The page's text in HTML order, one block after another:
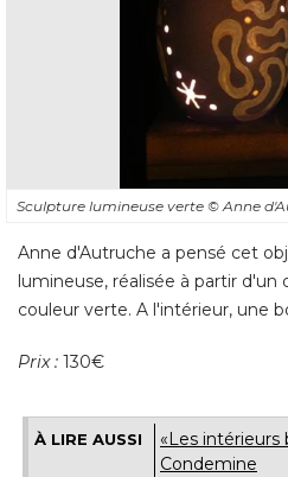
Sculpture lumineuse verte © Anne
Anne d'Autruche a pensé cet
lumineuse, réalisée à partir
couleur verte. A l'intérieur, une
Prix : 130€
À LIRE AUSSI
«Les intérieurs
Condemine